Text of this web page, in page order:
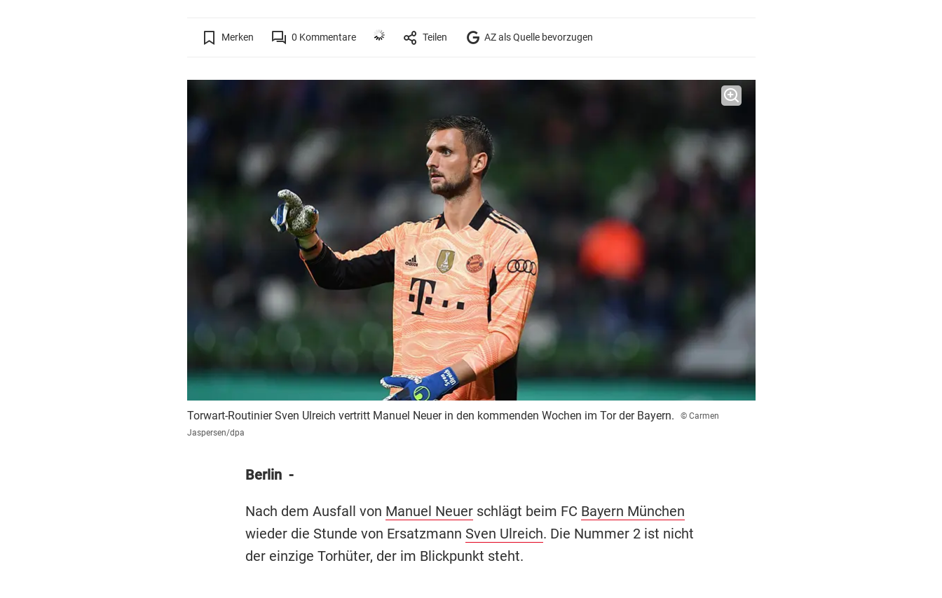
Merken 0 Kommentare Teilen AZ als Quelle bevorzugen
Torwart-Routinier Sven Ulreich vertritt Manuel Neuer in den kommenden Wochen im Tor der Bayern.
© Carmen
Jaspersen/dpa
Berlin -
Nach dem Ausfall von Manuel Neuerschlägt beim FC Bayern München
wieder die Stunde von Ersatzmann Sven Ulreich. Die Nummer 2 ist nicht
der einzige Torhüter, der im Blickpunkt steht.